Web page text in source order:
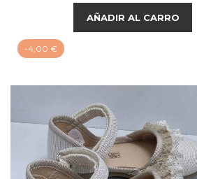
AÑADIR AL CARRO
-4,00 €